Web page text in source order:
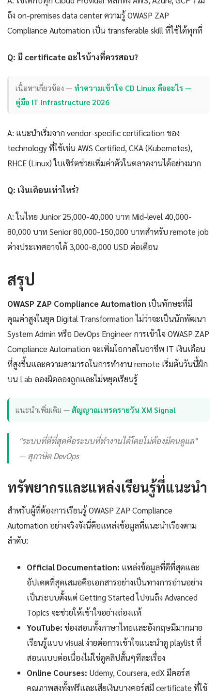
ถึง on-premises data center ความรู้ OWASP ZAP
Compliance Automation เป็น transferable skill ที่ใช้ได้ทุกที่
Q: มี certificate อะไรบ้างที่ควรสอบ?
เนื้อหาเกี่ยวข้อง — ทำความเข้าใจ CD Linux คืออะไร —
คู่มือ IT Infrastructure 2026
A: แนะนำเริ่มจาก vendor-specific certification ของ
technology ที่ใช้เช่น AWS Certified, CKA (Kubernetes),
RHCE (Linux) ใบเซิร์ตช่วยเพิ่มค่าตัวในตลาดงานได้อย่างมาก
Q: เงินเดือนเท่าไหร่?
A: ในไทย Junior 25,000-40,000 บาท Mid-level 40,000-
80,000 บาท Senior 80,000-150,000 บาทสำหรับ remote job
ต่างประเทศอาจได้ 3,000-8,000 USD ต่อเดือน
สรุป
OWASP ZAP Compliance Automation เป็นทักษะที่มี
คุณค่าสูงในยุค Digital Transformation ไม่ว่าจะเป็นนักพัฒนา
System Admin หรือ DevOps Engineer การเข้าใจ OWASP ZAP
Compliance Automation จะเพิ่มโอกาสในอาชีพ IT เงินเดือน
ที่สูงขึ้นและความสามารถในการทำงาน remote เริ่มต้นวันนี้ฝึก
บน Lab ลองผิดลองถูกและไม่หยุดเรียนรู้
แนะนำเพิ่มเติม —สัญญาณเทรดรายวัน XM Signal
"ระบบที่ดีที่สุดคือระบบที่ทำงานได้โดยไม่ต้องมีคนดูแล"
— สุภาษิต DevOps
ทรัพยากรและแหล่งเรียนรู้ที่แนะนำ
สำหรับผู้ที่ต้องการเรียนรู้ OWASP ZAP Compliance
Automation อย่างจริงจังนี่คือแหล่งข้อมูลที่แนะนำเรียงตาม
ลำดับ:
Official Documentation: แหล่งข้อมูลที่ดีที่สุดและ
อัปเดตที่สุดเสมอคือเอกสารอย่างเป็นทางการอ่านอย่าง
เป็นระบบตั้งแต่ Getting Started ไปจนถึง Advanced
Topics จะช่วยให้เข้าใจอย่างถ่องแท้
YouTube: ช่องสอนทั้งภาษาไทยและอังกฤษมีมากมาย
เรียนรู้แบบ visual ง่ายต่อการเข้าใจแนะนำดู playlist ที่
สอนแบบต่อเนื่องไม่ใช่ดูคลิปสั้นๆทีละเรื่อง
Online Courses: Udemy, Coursera, edX มีคอร์ส
คุณภาพสูงทั้งฟรีและเสียเงินบางคอร์สมี certificate ที่ใช้